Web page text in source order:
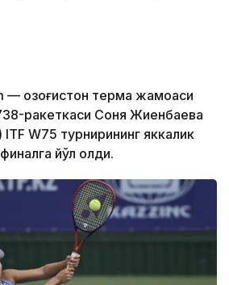
— Қозоғистон терма жамоаси
ракеткаси Соня Жиенбаева
W75 турнирининг яккалик
йўл олди.